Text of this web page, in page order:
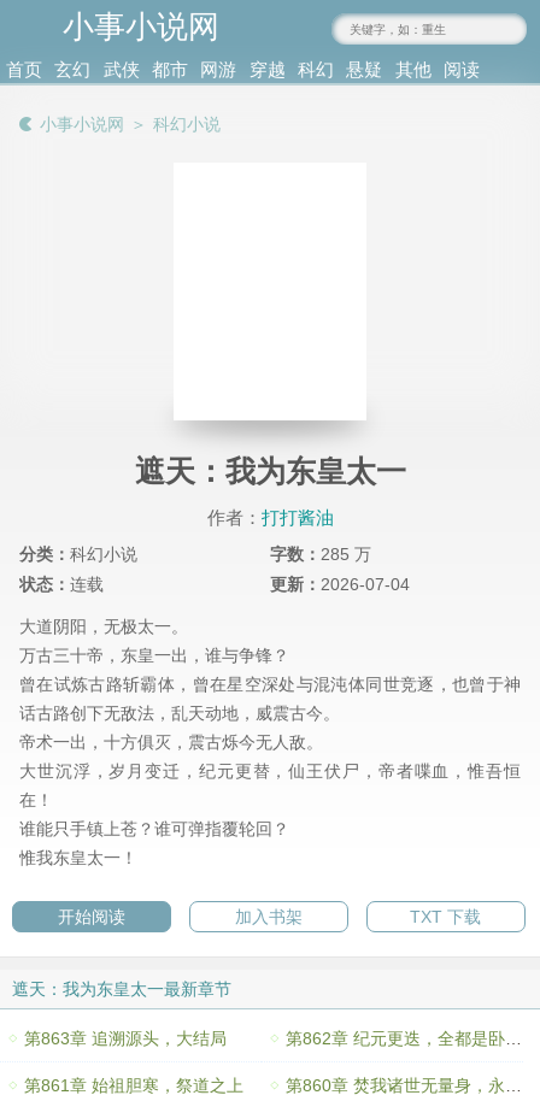
小事小说网
www.xiaoshi.org
首页
玄幻
武侠
都市
网游
穿越
科幻
悬疑
其他
阅读
小事小说网 ＞ 科幻小说
遮天：我为东皇太一
作者： 打打酱油
分类： 科幻小说 字数： 285 万
状态： 连载 更新： 2026-07-04
大道阴阳，无极太一。
万古三十帝，东皇一出，谁与争锋？
曾在试炼古路斩霸体，曾在星空深处与混沌体同世竞逐，也曾于神
话古路创下无敌法，乱天动地，威震古今。
帝术一出，十方俱灭，震古烁今无人敌。
大世沉浮，岁月变迁，纪元更替，仙王伏尸，帝者喋血，惟吾恒
在！
谁能只手镇上苍？谁可弹指覆轮回？
惟我东皇太一！
开始阅读 加入书架 TXT 下载
遮天：我为东皇太一最新章节
第863章 追溯源头，大结局 第862章 纪元更迭，全都是卧底？
第861章 始祖胆寒，祭道之上 第860章 焚我诸世无量身，永寂尔等！